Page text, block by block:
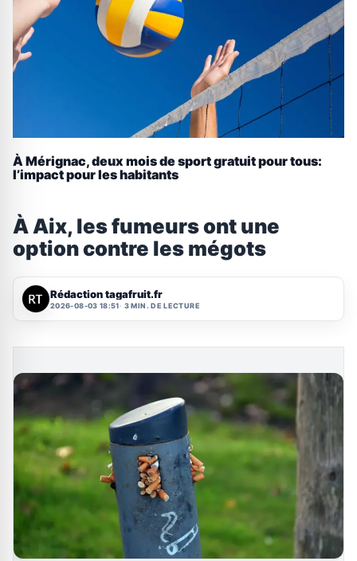
À Mérignac, deux mois de sport gratuit pour tous:
l’impact pour les habitants
À Aix, les fumeurs ont une
option contre les mégots
Rédaction tagafruit.fr
2026-08-03 18:51 3 MIN. DE LECTURE